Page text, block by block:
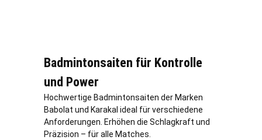
Badmintonsaiten für Kontrolle
und Power
Hochwertige Badmintonsaiten der Marken
Babolat und Karakal ideal für verschiedene
Anforderungen. Erhöhen die Schlagkraft und
Präzision – für alle Matches.